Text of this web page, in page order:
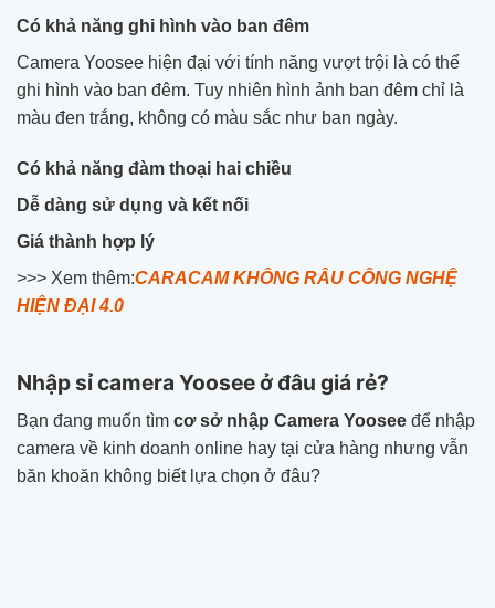
Có khả năng ghi hình vào ban đêm
Camera Yoosee hiện đại với tính năng vượt trội là có thể
ghi hình vào ban đêm. Tuy nhiên hình ảnh ban đêm chỉ là
màu đen trắng, không có màu sắc như ban ngày.
Có khả năng đàm thoại hai chiều
Dễ dàng sử dụng và kết nối
Giá thành hợp lý
>>> Xem thêm:CARACAM KHÔNG RÂU CÔNG NGHỆ
HIỆN ĐẠI 4.0
Nhập sỉ camera Yoosee ở đâu giá rẻ?
Bạn đang muốn tìm cơ sở nhập Camera Yoosee để nhập
camera về kinh doanh online hay tại cửa hàng nhưng vẫn
băn khoăn không biết lựa chọn ở đâu?